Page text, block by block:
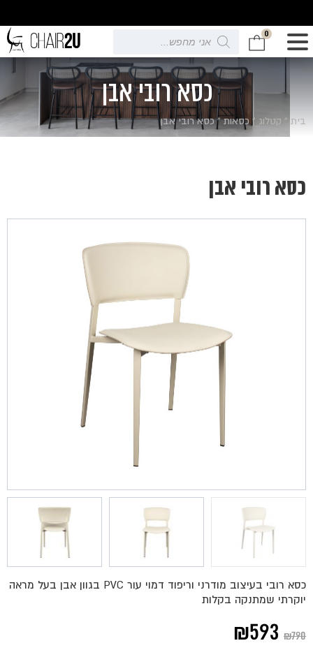
0
Products
search
כסא רובי אבן
בית » קטלוג » כסאות»כסא רובי אבן
כסא רובי בעיצוב מודרני וריפוד דמוי עור PVC בגוון אבן בעל מראה
יוקרתי שמתנקה בקלות
₪790
המחיר
₪593
כסא רובי אבן